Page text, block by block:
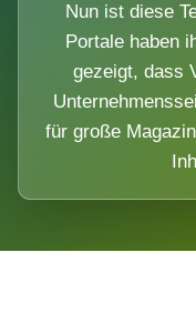
Nun ist diese
Portale haben
gezeigt, dass
für große